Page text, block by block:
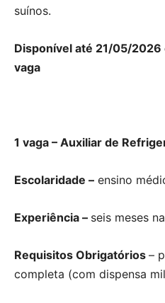
suínos.
Disponível até 21/05/
vaga
1 vaga – Auxiliar de
Escolaridade – ensino
Experiência – seis meses
Requisitos Obrigatórios –
completa (com dispensa